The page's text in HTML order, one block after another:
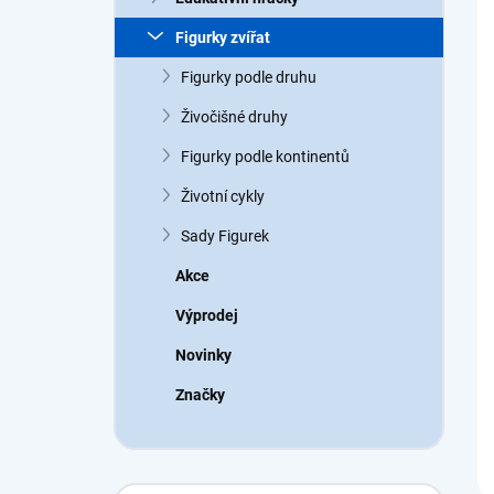
a
n
Figurky zvířat
Figurky podle druhu
Živočišné druhy
Figurky podle kontinentů
Životní cykly
Sady Figurek
Akce
Výprodej
Novinky
Značky